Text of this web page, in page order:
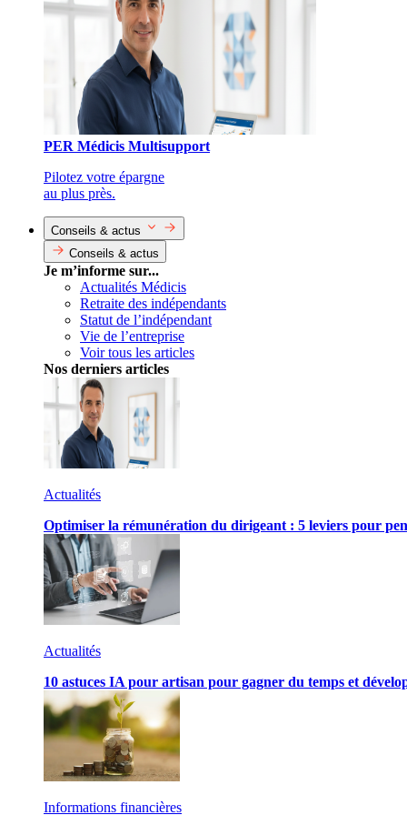
PER Médicis Multisupport
Pilotez votre épargne
au plus près.
Conseils & actus
Conseils & actus
Je m’informe sur...
Actualités Médicis
Retraite des indépendants
Statut de l’indépendant
Vie de l’entreprise
Voir tous les articles
Nos derniers articles
Actualités
Optimiser la rémunération du dirigeant : 5 leviers pour
Actualités
10 astuces IA pour artisan pour gagner du temps et
Informations financières